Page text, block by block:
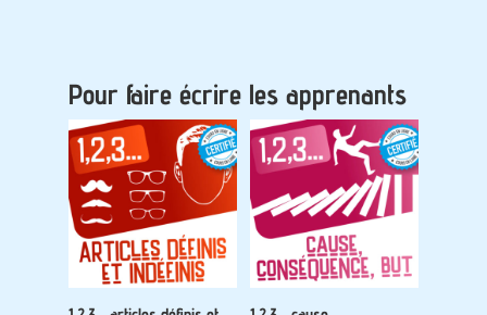
Pour faire écrire les apprenants